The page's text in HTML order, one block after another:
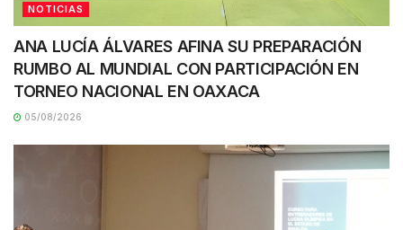
NOTICIAS
ANA LUCÍA ÁLVARES AFINA SU PREPARACIÓN
RUMBO AL MUNDIAL CON PARTICIPACIÓN EN
TORNEO NACIONAL EN OAXACA
05/08/2026